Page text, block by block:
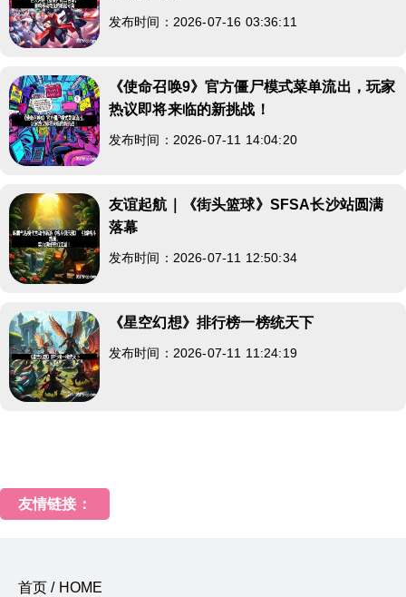
发布时间：2026-07-16 03:36:11
《使命召唤9》官方僵尸模式菜单流出，玩家
热议即将来临的新挑战！
发布时间：2026-07-11 14:04:20
友谊起航｜《街头篮球》SFSA长沙站圆满
落幕
发布时间：2026-07-11 12:50:34
《星空幻想》排行榜一榜统天下
发布时间：2026-07-11 11:24:19
友情链接：
首页 / HOME